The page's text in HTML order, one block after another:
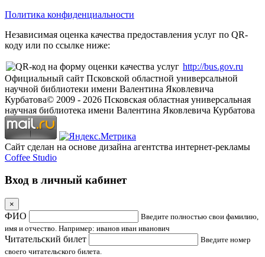
Политика конфиденциальности
Независимая оценка качества предоставления услуг по QR-
коду или по ссылке ниже:
http://bus.gov.ru
Официальный сайт Псковской областной универсальной
научной библиотеки имени Валентина Яковлевича
Курбатова© 2009 - 2026 Псковская областная универсальная
научная библиотека имени Валентина Яковлевича Курбатова
Сайт сделан на основе дизайна агентства интернет-рекламы
Coffee Studio
Вход в личный кабинет
×
ФИО
Введите полностью свои фамилию,
имя и отчество. Например: иванов иван иванович
Читательский билет
Введите номер
своего читательского билета.